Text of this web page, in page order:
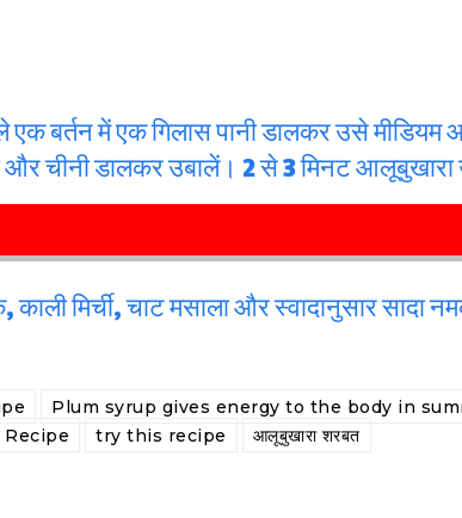
बर्तन में एक गिलास पानी डालकर उसे मीडियम
चीनी डालकर उबालें। 2 से 3 मिनट
काली मिर्ची, चाट मसाला और स्वादानुसार
Plum syrup gives energy to the body in
Recipe try this recipe आलूबुखारा शरबत